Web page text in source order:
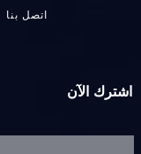
اتصل بنا
اشترك الآن